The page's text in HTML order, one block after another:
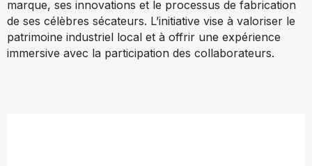
marque, ses innovations et le processus de fabrication
de ses célèbres sécateurs. L’initiative vise à valoriser le
patrimoine industriel local et à offrir une expérience
immersive avec la participation des collaborateurs.